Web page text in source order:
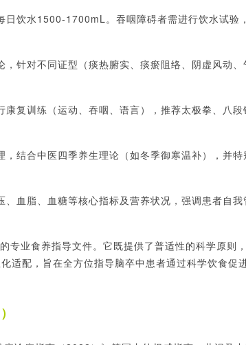
日饮水1500-1700mL。吞咽障碍者需进行饮水试验
，针对不同证型（痰热腑实、痰瘀阻络、阴虚风动、
康复训练（运动、吞咽、语言），推荐太极拳、八段
，结合中医四季养生理论（如冬季御寒温补），并特
、血脂、血糖等核心指标及营养状况，强调患者自我
专业食养指导文件。它既提供了普适性的科学原则
配，旨在全方位指导脑卒中患者通过科学饮食促进